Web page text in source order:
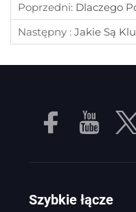
Poprzedni: Dlaczego Pompy Próżniowe Suchego
Następny : Jakie Są Kluczowe
Szybkie łącze